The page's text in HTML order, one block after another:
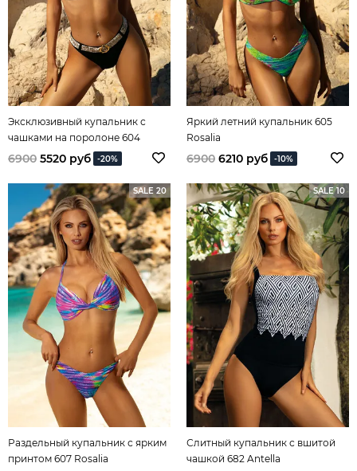
Эксклюзивный купальник с
чашками на поролоне 604
Rosalia
6900 5520 руб -20%
Яркий летний купальник 605
Rosalia
6900 6210 руб -10%
SALE 20
Раздельный купальник с ярким
принтом 607 Rosalia
SALE 10
Слитный купальник с вшитой
чашкой 682 Antella